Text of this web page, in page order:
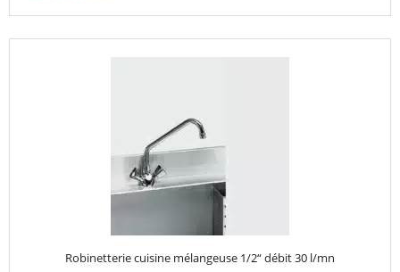
Robinetterie cuisine mélangeuse 1/2“ débit 30 l/mn